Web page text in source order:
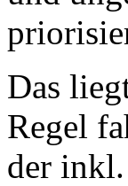
Das
Regel
der